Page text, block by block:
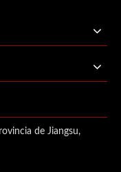
de Jiangsu,